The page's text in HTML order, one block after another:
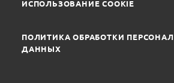
ИСПОЛЬЗОВАНИЕ COOKIE
ПОЛИТИКА ОБРАБОТКИ
ДАННЫХ